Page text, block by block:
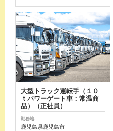
大型トラック運転手（１０
ｔパワーゲート車：常温商
品）（正社員）
勤務地
鹿児島県鹿児島市